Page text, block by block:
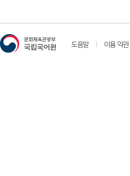
도움말 이용 약관